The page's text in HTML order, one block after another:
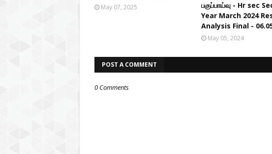
May 07, 2025
பகுப்பாய்வு - Hr sec
Year March 2024
Analysis Final -
May 05, 2024
POST A COMMENT
0 Comments